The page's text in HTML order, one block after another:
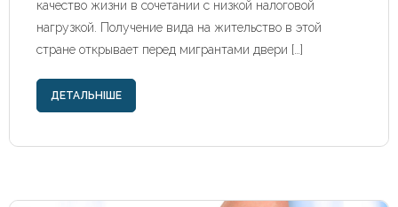
качество жизни в сочетании с низкой налоговой
нагрузкой. Получение вида на жительство в этой
стране открывает перед мигрантами двери […]
ДЕТАЛЬНІШЕ